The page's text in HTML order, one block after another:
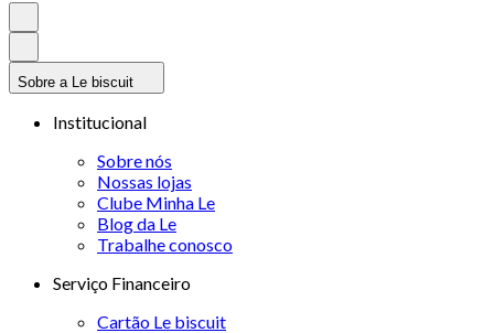
Sobre a Le biscuit
Institucional
Sobre nós
Nossas lojas
Clube Minha Le
Blog da Le
Trabalhe conosco
Serviço Financeiro
Cartão Le biscuit